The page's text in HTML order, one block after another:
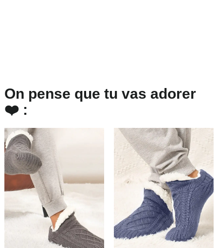
On pense que tu vas adorer
❤️ :